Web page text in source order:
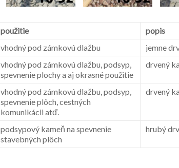
použitie
popis
vhodný pod zámkovú dlažbu
jemne
vhodný pod zámkovú dlažbu, podsyp,
spevnenie plochy a aj okrasné použitie
drvený
vhodný pod zámkovú dlažbu, podsyp,
spevnenie plôch, cestných
komunikácii atď.
drvený
podsypový kameň na spevnenie
stavebných plôch
hrubý